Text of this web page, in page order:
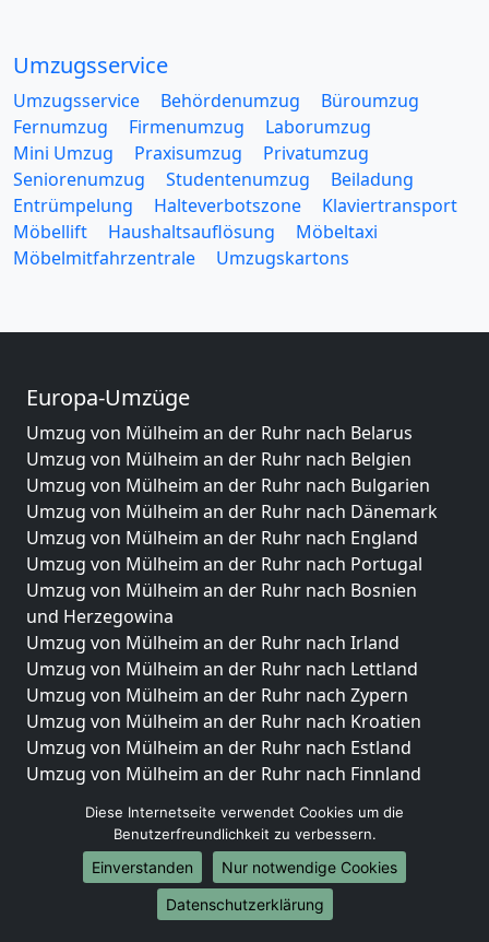
Umzugsservice
Umzugsservice Behördenumzug
Büroumzug
Fernumzug
Firmenumzug
Laborumzug
Mini Umzug
Praxisumzug
Privatumzug
Seniorenumzug
Studentenumzug
Beiladung
Entrümpelung
Halteverbotszone
Klaviertransport
Möbellift
Haushaltsauflösung
Möbeltaxi
Möbelmitfahrzentrale
Umzugskartons
Europa-Umzüge
Umzug von Mülheim an der Ruhr nach Belarus
Umzug von Mülheim an der Ruhr nach Belgien
Umzug von Mülheim an der Ruhr nach Bulgarien
Umzug von Mülheim an der Ruhr nach Dänemark
Umzug von Mülheim an der Ruhr nach England
Umzug von Mülheim an der Ruhr nach Portugal
Umzug von Mülheim an der Ruhr nach Bosnien
und Herzegowina
Umzug von Mülheim an der Ruhr nach Irland
Umzug von Mülheim an der Ruhr nach Lettland
Umzug von Mülheim an der Ruhr nach Zypern
Umzug von Mülheim an der Ruhr nach Kroatien
Umzug von Mülheim an der Ruhr nach Estland
Umzug von Mülheim an der Ruhr nach Finnland
Umzug von Mülheim an der Ruhr nach Griechenland
Umzug von Mülheim an der Ruhr nach Italien
Umzug von Mülheim an der Ruhr nach Liechtenstein
Umzug von Mülheim an der Ruhr nach Luxemburg
Diese Internetseite verwendet Cookies um die
Benutzerfreundlichkeit zu verbessern.
Einverstanden
Nur notwendige Cookies
Datenschutzerklärung